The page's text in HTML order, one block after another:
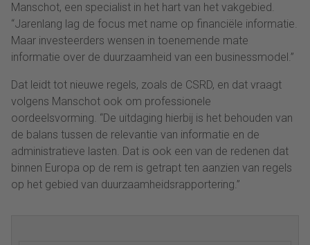
Manschot, een specialist in het hart van het vakgebied.
“Jarenlang lag de focus met name op financiële informatie.
Maar investeerders wensen in toenemende mate
informatie over de duurzaamheid van een businessmodel.”
Dat leidt tot nieuwe regels, zoals de CSRD, en dat vraagt
volgens Manschot ook om professionele
oordeelsvorming. “De uitdaging hierbij is het behouden van
de balans tussen de relevantie van informatie en de
administratieve lasten. Dat is ook een van de redenen dat
binnen Europa op de rem is getrapt ten aanzien van regels
op het gebied van duurzaamheidsrapportering.”